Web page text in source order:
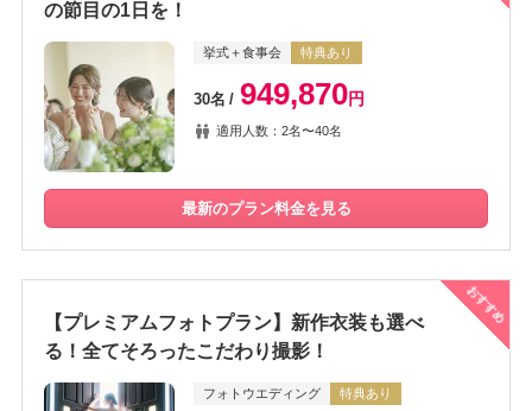
の節目の1日を！
挙式＋食事会 特典あり
30名 949,870円
適用人数：2名〜40名
最新のプラン料金を見る
おすすめ
【プレミアムフォトプラン】新作衣装も選べ
る！全てそろったこだわり撮影！
フォトウエディング 特典あり